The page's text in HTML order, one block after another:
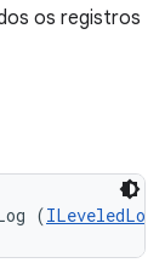
os registros
(